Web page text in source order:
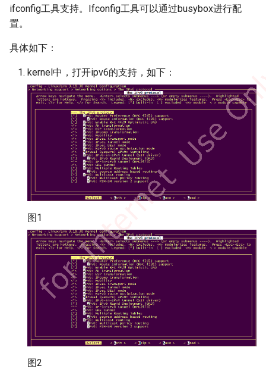
DIVP
IVE
MIPITX
PANEL
RGN
SNR
VDF
VDISP
VENC
EMMC使用参考
SAR开发参考
UART开发参考
Memory Layout
功耗调整指引
OTA打包和升级
RTC使用参考
SPI DEV使用参考
系统分区
Dmalloc--查usr space内存泄
露
程序运行内存占用
开机内存占用
Procmem procrank--usr
space内存分析工具
音频对讲调试指导
Sensor出图异常
VENV Output Buffer行为说明
抓yuv图数据大小异常
I2C 调整CLK
Uboot下pwm的使用
Sdcard电路推荐
硬件定时器的使用
SD卡读写频繁导致的CPU高
SD驱动调整方法
UART使用Sample Code
Uboot下探测sensor类型
网卡指示灯做GPIO
新增norflash支持
SDcard常见案例分析
Cipher使用说明
ifconfig工具支持。Ifconfig工具可以通过busybox进行配
置。
具体如下：
kernel中，打开ipv6的支持，如下：
图1
图2